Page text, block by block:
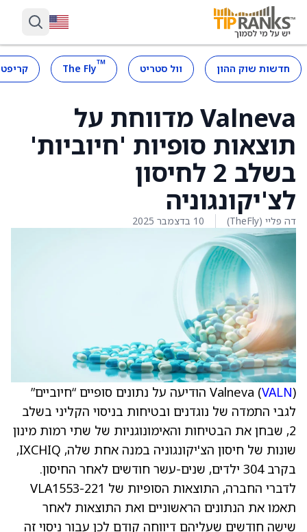
חדשות שוק ההון וול סטריט ™
The Fly
Valneva מדווחת על
תוצאות סופיות 'חיוביות'
בשלב 2 לחיסון
לצ'יקונגוניה
דה פליי (TheFly) 10 בדצמבר 2025
Valneva (VALN
) הודיעה על נתונים סופיים “חיוביים”
לגבי התמדה של נוגדנים ובטיחות בניסוי הקליני בשלב
2, שבחן את הבטיחות והאימונוגניות של שתי רמות מינון
שונות של חיסון הצ'יקונגוניה במנה אחת שלה, IXCHIQ,
בקרב 304 ילדים, שנים-עשר חודשים לאחר החיסון.
לדברי החברה, התוצאות הסופיות של VLA1553-221
תאמו את הנתונים הראשוניים ואת התוצאות לאחר
שישה חודשים שעליהם דיווחה קודם לכן עבור ניסוי זה